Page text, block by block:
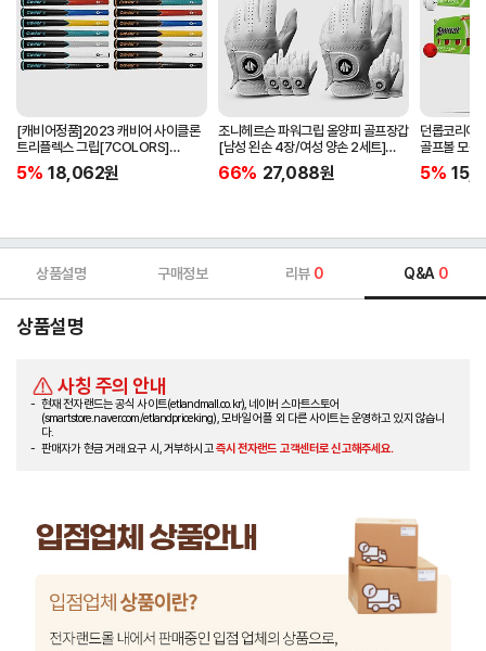
[캐비어정품]2023 캐비어 사이클론
트리플렉스 그립[7COLORS]
[라운드][39g/42g/46g/50g]
[R/S 토크]
5% 18,062원
조니헤르슨 파워그립 올양피 골프장갑
[남성 왼손 4장/여성 양손 2세트]
[화이트][케이스포함]
66% 27,088원
던롭코리아
골프볼 모
[2피스/12
5%
상품설명 구매정보 리뷰 0 Q&A 0
상품설명
사칭 주의 안내
현재 전자랜드는 공식 사이트(etlandmall.co.kr), 네이버 스마트스토어
(smartstore.naver.com/etlandpriceking), 모바일 어플 외 다른 사이트는 운영하고 있지 않습니
다.
판매자가 현금 거래 요구 시, 거부하시고즉시 전자랜드 고객센터로 신고해주세요.